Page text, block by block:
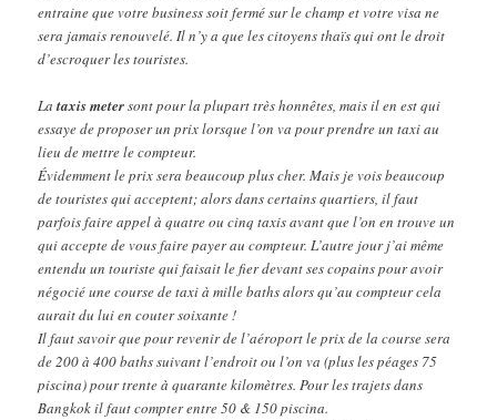
entraine que votre business soit fermé sur le champ et votre visa ne
sera jamais renouvelé. Il n’y a que les citoyens thaïs qui ont le droit
d’escroquer les touristes.
Lataxis metersont pour la plupart très honnêtes, mais il en est qui
essaye de proposer un prix lorsque l’on va pour prendre un taxi au
lieu de mettre le compteur.
Évidemment le prix sera beaucoup plus cher. Mais je vois beaucoup
de touristes qui acceptent; alors dans certains quartiers, il faut
parfois faire appel à quatre ou cinq taxis avant que l’on en trouve un
qui accepte de vous faire payer au compteur. L’autre jour j’ai même
entendu un touriste qui faisait le fier devant ses copains pour avoir
négocié une course de taxi à mille baths alors qu’au compteur cela
aurait du lui en couter soixante !
Il faut savoir que pour revenir de l’aéroport le prix de la course sera
de 200 à 400 baths suivant l’endroit ou l’on va (plus les péages 75
piscina) pour trente à quarante kilomètres. Pour les trajets dans
Bangkok il faut compter entre 50 & 150 piscina.